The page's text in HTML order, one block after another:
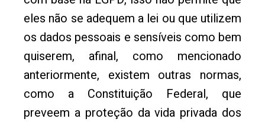
eles não se adequem a lei ou que utilizem
os dados pessoais e sensíveis como bem
quiserem, afinal, como mencionado
anteriormente, existem outras normas,
como a Constituição Federal, que
preveem a proteção da vida privada dos